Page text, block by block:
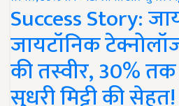
Success Story:
जायटॉनिक
की तस्वीर, 30%
सुधरी मिट्टी की सेहत!